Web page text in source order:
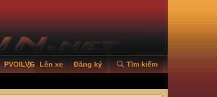
PVOILVGC2026
Lên xe Đăng ký Tìm kiếm